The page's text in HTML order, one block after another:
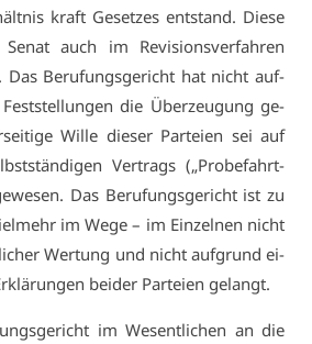
kraft Ge­set­zes ent­stand. Die­se
auch im Re­vi­si­ons­ver­fah­ren
Das Be­ru­fungs­ge­richt hat nicht auf­
die Über­zeu­gung ge­
Wil­le die­ser Par­tei­en sei auf
Ver­trags („Pro­be­fahrt­
Das Be­ru­fungs­ge­richt ist zu
im We­ge – im Ein­zel­nen nicht
Wer­tung und nicht auf­grund ei­
bei­der Par­tei­en ge­langt.
im We­sent­li­chen an die